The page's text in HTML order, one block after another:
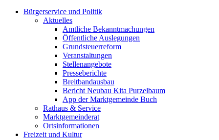
Bürgerservice und Politik
Aktuelles
Amtliche Bekanntmachungen
Öffentliche Auslegungen
Grundsteuerreform
Veranstaltungen
Stellenangebote
Presseberichte
Breitbandausbau
Bericht Neubau Kita Purzelbaum
App der Marktgemeinde Buch
Rathaus & Service
Marktgemeinderat
Ortsinformationen
Freizeit und Kultur